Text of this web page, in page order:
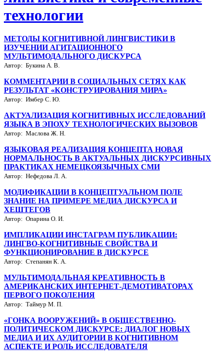
технологии
МЕТОДЫ КОГНИТИВНОЙ ЛИНГВИСТИКИ В
ИЗУЧЕНИИ АГИТАЦИОННОГО
МУЛЬТИМОДАЛЬНОГО ДИСКУРСА
Автор: Букина А. В.
КОММЕНТАРИИ В СОЦИАЛЬНЫХ СЕТЯХ КАК
РЕЗУЛЬТАТ «КОНСТРУИРОВАНИЯ МИРА»
Автор: Имбер С. Ю.
АКТУАЛИЗАЦИЯ КОГНИТИВНЫХ ИССЛЕДОВАНИЙ
ЯЗЫКА В ЭПОХУ ТЕХНОЛОГИЧЕСКИХ ВЫЗОВОВ
Автор: Маслова Ж. Н.
ЯЗЫКОВАЯ РЕАЛИЗАЦИЯ КОНЦЕПТА НОВАЯ
НОРМАЛЬНОСТЬ В АКТУАЛЬНЫХ ДИСКУРСИВНЫХ
ПРАКТИКАХ НЕМЕЦКОЯЗЫЧНЫХ СМИ
Автор: Нефедова Л. А.
МОДИФИКАЦИИ В КОНЦЕПТУАЛЬНОМ ПОЛЕ
ЗНАНИЕ НА ПРИМЕРЕ МЕДИА ДИСКУРСА И
ХЕШТЕГОВ
Автор: Опарина О. И.
ИМПЛИКАЦИИ ИНСТАГРАМ ПУБЛИКАЦИИ:
ЛИНГВО-КОГНИТИВНЫЕ СВОЙСТВА И
ФУНКЦИОНИРОВАНИЕ В ДИСКУРСЕ
Автор: Степанян К. А.
МУЛЬТИМОДАЛЬНАЯ КРЕАТИВНОСТЬ В
АМЕРИКАНСКИХ ИНТЕРНЕТ-ДЕМОТИВАТОРАХ
ПЕРВОГО ПОКОЛЕНИЯ
Автор: Таймур М. П.
«ГОНКА ВООРУЖЕНИЙ» В ОБЩЕСТВЕННО-
ПОЛИТИЧЕСКОМ ДИСКУРСЕ: ДИАЛОГ НОВЫХ
МЕДИА И ИХ АУДИТОРИИ В КОГНИТИВНОМ
АСПЕКТЕ И РОЛЬ ИССЛЕДОВАТЕЛЯ